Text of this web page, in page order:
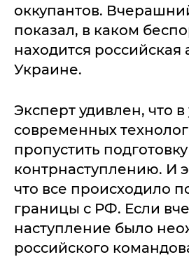
оккупантов.
показал, в каком
находится российская
Украине.
Эксперт удивлен, что в
современных
пропустить
контрнаступлению. И
что все происходило
границы с РФ. Если
наступление было
российского